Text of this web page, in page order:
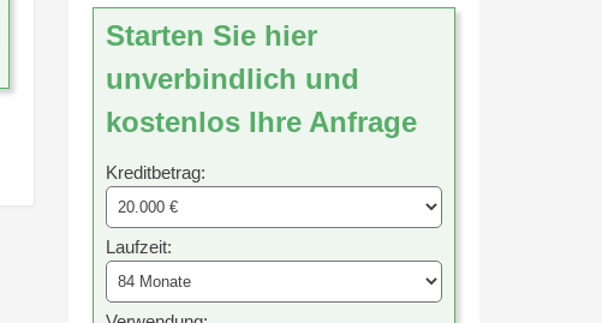
Starten Sie hier
unverbindlich und
kostenlos Ihre Anfrage
Kreditbetrag:
Laufzeit: